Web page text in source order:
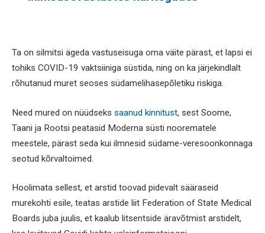
Ta on silmitsi ägeda vastuseisuga oma väite pärast, et lapsi ei
tohiks COVID-19 vaktsiiniga süstida, ning on ka järjekindlalt
rõhutanud muret seoses südamelihasepõletiku riskiga.
Need mured on nüüdseks saanud kinnitust, sest Soome,
Taani ja Rootsi peatasid Moderna süsti noorematele
meestele, pärast seda kui ilmnesid südame-veresoonkonnaga
seotud kõrvaltoimed.
Hoolimata sellest, et arstid toovad pidevalt sääraseid
murekohti esile, teatas arstide liit Federation of State Medical
Boards juba juulis, et kaalub litsentside äravõtmist arstidelt,